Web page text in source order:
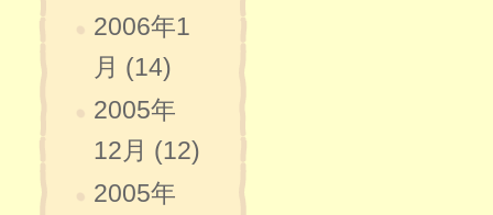
2006年1
月 (14)
2005年
12月 (12)
2005年